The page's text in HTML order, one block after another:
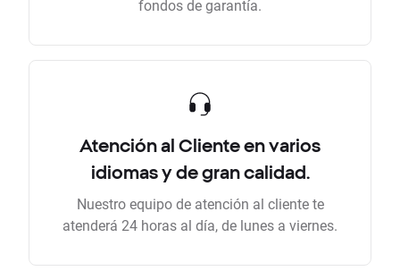
fondos de garantía.
Atención al Cliente en varios
idiomas y de gran calidad.
Nuestro equipo de atención al cliente te
atenderá 24 horas al día, de lunes a viernes.